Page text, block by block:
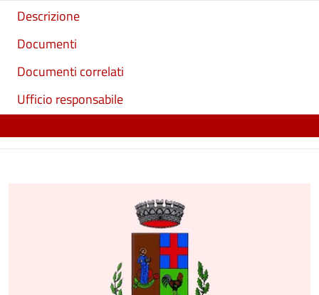
Descrizione
Documenti
Documenti correlati
Ufficio responsabile